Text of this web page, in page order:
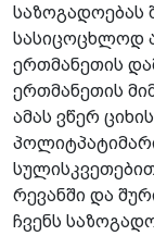
საზოგადოებას
სასიცოცხლოდ
ერთმანეთის
ერთმანეთის
ამას ვწერ
რევანში და
ჩვენს